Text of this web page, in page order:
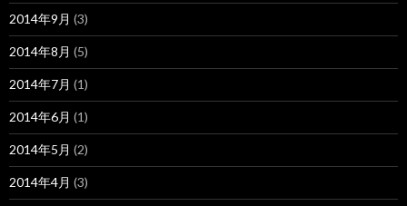
2014年9月 (3)
2014年8月 (5)
2014年7月 (1)
2014年6月 (1)
2014年5月 (2)
2014年4月 (3)